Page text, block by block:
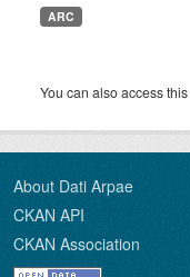
ARC
You can also access
About Dati Arpae
CKAN API
CKAN Association